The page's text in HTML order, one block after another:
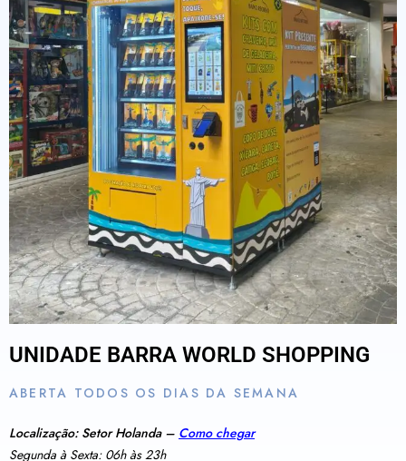
UNIDADE BARRA WORLD SHOPPING
ABERTA TODOS OS DIAS DA SEMANA
Localização: Setor Holanda – Como chegar
Segunda à Sexta: 06h às 23h